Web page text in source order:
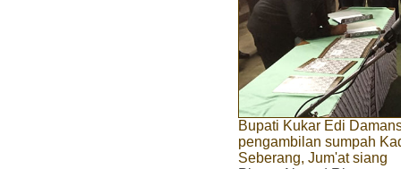
Bupati Kukar Edi
pengambilan sumpah
Seberang, Jum'at siang